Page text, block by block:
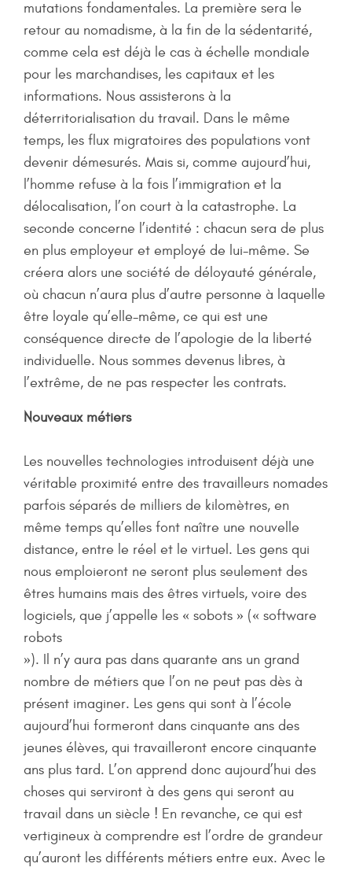
mutations fondamentales. La première sera le
retour au nomadisme, à la fin de la sédentarité,
comme cela est déjà le cas à échelle mondiale
pour les marchandises, les capitaux et les
informations. Nous assisterons à la
déterritorialisation du travail. Dans le même
temps, les flux migratoires des populations vont
devenir démesurés. Mais si, comme aujourd’hui,
l’homme refuse à la fois l’immigration et la
délocalisation, l’on court à la catastrophe. La
seconde concerne l’identité : chacun sera de plus
en plus employeur et employé de lui-même. Se
créera alors une société de déloyauté générale,
où chacun n’aura plus d’autre personne à laquelle
être loyale qu’elle-même, ce qui est une
conséquence directe de l’apologie de la liberté
individuelle. Nous sommes devenus libres, à
l’extrême, de ne pas respecter les contrats.
Nouveaux métiers
Les nouvelles technologies introduisent déjà une
véritable proximité entre des travailleurs nomades
parfois séparés de milliers de kilomètres, en
même temps qu’elles font naître une nouvelle
distance, entre le réel et le virtuel. Les gens qui
nous emploieront ne seront plus seulement des
êtres humains mais des êtres virtuels, voire des
logiciels, que j’appelle les « sobots » (« software
robots
»). Il n’y aura pas dans quarante ans un grand
nombre de métiers que l’on ne peut pas dès à
présent imaginer. Les gens qui sont à l’école
aujourd’hui formeront dans cinquante ans des
jeunes élèves, qui travailleront encore cinquante
ans plus tard. L’on apprend donc aujourd’hui des
choses qui serviront à des gens qui seront au
travail dans un siècle ! En revanche, ce qui est
vertigineux à comprendre est l’ordre de grandeur
qu’auront les différents métiers entre eux. Avec le